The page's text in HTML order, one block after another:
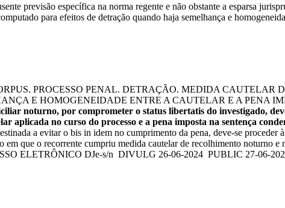
previsão específica na norma regente e não obstante a esparsa
para efeitos de detração quando haja semelhança e
PROCESSO PENAL. DETRAÇÃO. MEDIDA CAUTELAR
E HOMOGENEIDADE ENTRE A CAUTELAR E A PENA
noturno, por comprometer o status libertatis do investigado,
aplicada no curso do processo e a pena imposta na sentença
a evitar o bis in idem no cumprimento da pena, deve-se proceder
que o recorrente cumpriu medida cautelar de recolhimento noturno
ELETRÔNICO DJe-s/n DIVULG 26-06-2024 PUBLIC 27-06-